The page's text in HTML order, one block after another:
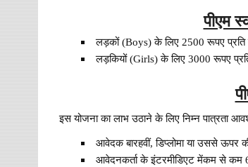
पीएम
लड़कों (Boys) के लिए 2500 रूपए प्रति
लड़कियों (Girls) के लिए 3000 रूपए
इस योजना का लाभ उठाने के लिए निम्न पात्रता
आवेदक बारहवीं, डिप्लोमा या उससे ऊपर
आवेदनकर्ता के इंटरमीडिएट मेंकम से